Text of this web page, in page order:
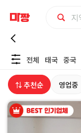
전
남
광
양
전체
태국 중국
⇅ 추천순 영업중